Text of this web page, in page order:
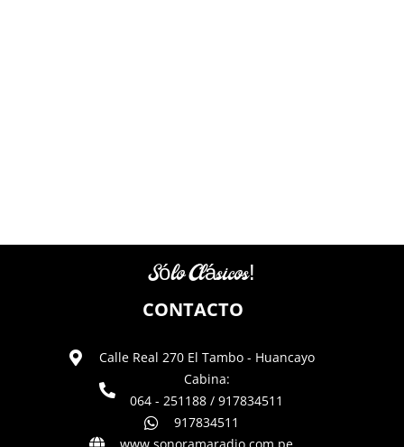
Sólo Clásicos!
CONTACTO
Calle Real 270 El Tambo - Huancayo
Cabina:
064 - 251188 / 917834511
917834511